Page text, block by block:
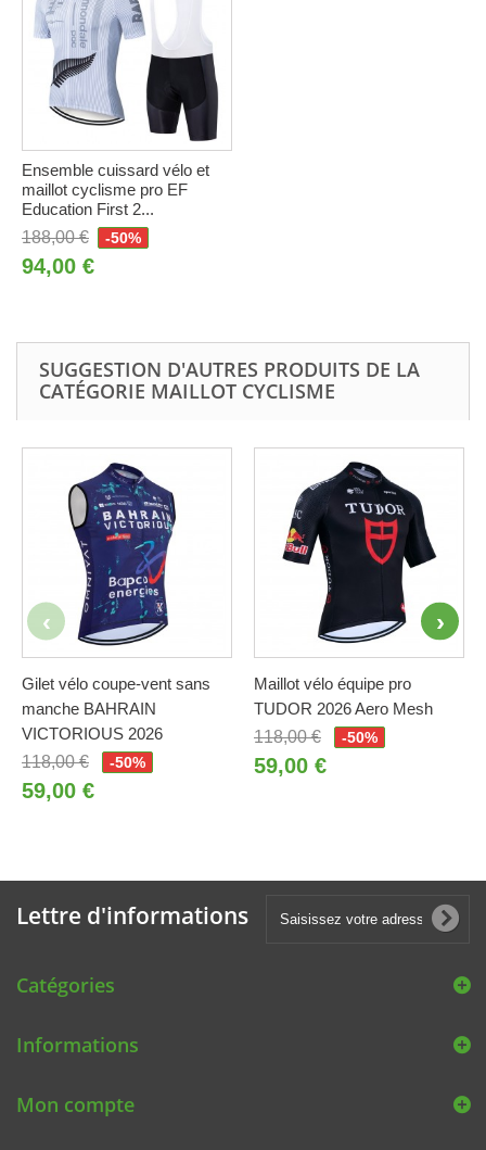
Ensemble cuissard vélo et
maillot cyclisme pro EF
Education First 2...
188,00 €
-50%
94,00 €
SUGGESTION D'AUTRES PRODUITS DE LA
CATÉGORIE MAILLOT CYCLISME
Gilet vélo coupe-vent sans
manche BAHRAIN
VICTORIOUS 2026
118,00 €
-50%
59,00 €
Maillot vélo équipe pro
TUDOR 2026 Aero Mesh
118,00 €
-50%
59,00 €
Lettre d'informations
Catégories
Informations
Mon compte